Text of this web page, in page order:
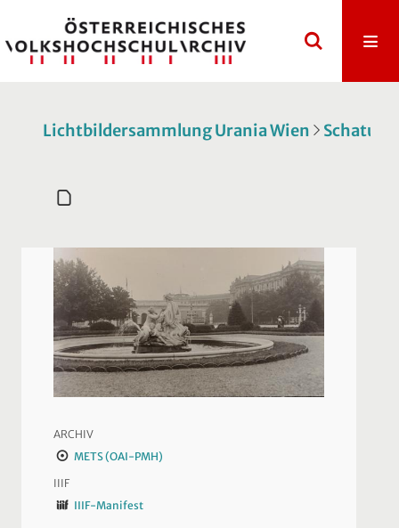
Lichtbildersammlung Urania Wien
ARCHIV
METS (OAI-PMH)
IIIF
IIIF-Manifest